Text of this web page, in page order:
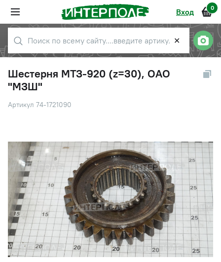
Вход 0
✕
Шестерня МТЗ-920 (z=30), ОАО
"МЗШ"
Артикул 74-1721090